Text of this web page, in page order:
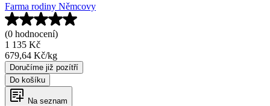
Farma rodiny Němcovy
(0 hodnocení)
1 135 Kč
679,64 Kč/kg
Doručíme již pozítří
Do košíku
Na seznam